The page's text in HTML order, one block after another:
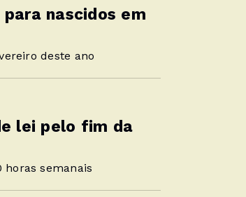
nascidos em
deste ano
lei pelo fim da
semanais